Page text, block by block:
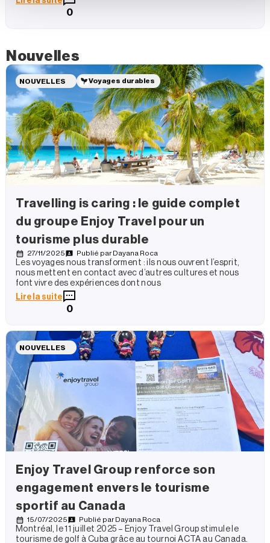
0
Nouvelles
NOUVELLES Voyages durables
Travelling is caring : le guide complet
du groupe Enjoy Travel pour un
tourisme plus durable
27/11/2025 Publié parDayana Roca
Les voyages nous transforment : ils nous ouvrent l’esprit,
nous mettent en contact avec d’autres cultures et nous
font vivre des expériences dont nous
Lire la suite
0
NOUVELLES
Enjoy Travel Group renforce son
engagement envers le tourisme
sportif au Canada
15/07/2025 Publié parDayana Roca
Montréal, le 11 juillet 2025 – Enjoy Travel Group stimule le
tourisme de golf à Cuba grâce au tournoi ACTA au Canada.